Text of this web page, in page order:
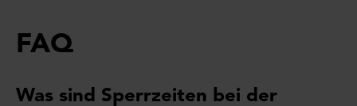
FAQ
Was sind Sperrzeiten bei der